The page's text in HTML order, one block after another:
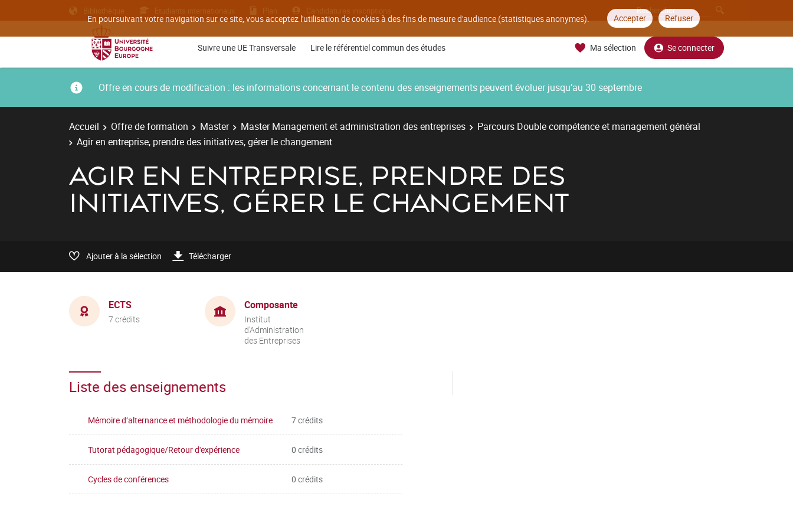
En poursuivant votre navigation sur ce site, vous acceptez l'utilisation de cookies à des fins de mesure d'audience (statistiques anonymes). Accepter Refuser
Bibliothèque Etudiants internationaux Plan Candidatures inscriptions
Suivre une UE Transversale Lire le référentiel commun des études Ma sélection Se connecter
Offre en cours de modification : les informations concernant le contenu des enseignements peuvent évoluer jusqu’au 30 septembre
Accueil Offre de formation Master Master Management et administration des entreprises
Parcours Double compétence et management général
Agir en entreprise, prendre des initiatives, gérer le changement
AGIR EN ENTREPRISE, PRENDRE DES
INITIATIVES, GÉRER LE CHANGEMENT
Ajouter à la sélection Télécharger
ECTS
7 crédits
Composante
Institut
d'Administration
des Entreprises
Liste des enseignements
Mémoire d’alternance et méthodologie du mémoire 7 crédits
Tutorat pédagogique/Retour d'expérience 0 crédits
Cycles de conférences 0 crédits